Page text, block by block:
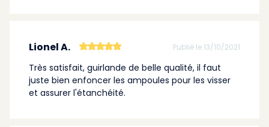
Lionel A. Publié le 13/10/2021
Très satisfait, guirlande de belle qualité, il faut
juste bien enfoncer les ampoules pour les visser
et assurer l'étanchéité.